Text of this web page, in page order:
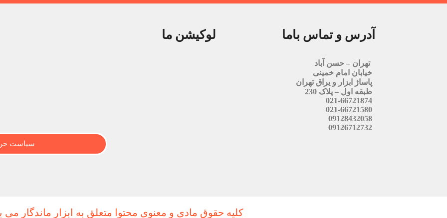
آدرس و تماس باما
تهران – حسن آباد
خیابان امام خمینی
پاساژ ابزار و یراق تهران
طبقه اول – پلاک 230
021-66721874
021-66721580
09128432058
09126712732
لوکیشن ما
سیاست
کلیه حقوق مادی و معنوی محتوا متعلق به ابزار ماندگار می